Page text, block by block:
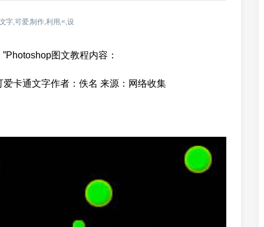
字,可爱,制作,利用,<,设
图文教程内容：
卡通文字作者：佚名 来源：网络收集